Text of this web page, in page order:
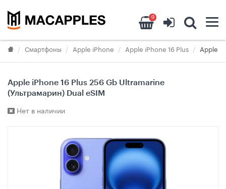
0
Смартфоны Apple iPhone Apple iPhone 16 Plus Apple
Apple iPhone 16 Plus 256 Gb Ultramarine
(Ультрамарин) Dual eSIM
Нет в наличии